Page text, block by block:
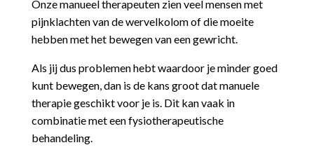
Onze manueel therapeuten zien veel mensen met
pijnklachten van de wervelkolom of die moeite
hebben met het bewegen van een gewricht.
Als jij dus problemen hebt waardoor je minder goed
kunt bewegen, dan is de kans groot dat manuele
therapie geschikt voor je is. Dit kan vaak in
combinatie met een fysiotherapeutische
behandeling.